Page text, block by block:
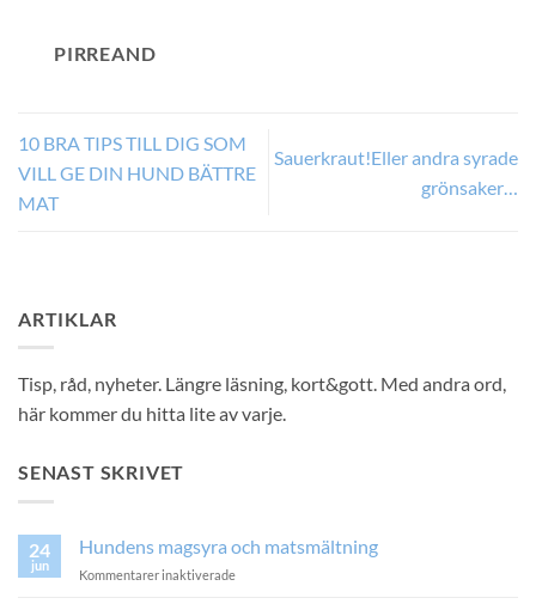
PIRREAND
10 BRA TIPS TILL DIG SOM
VILL GE DIN HUND BÄTTRE
MAT
Sauerkraut!Eller andra syrade
grönsaker…
ARTIKLAR
Tisp, råd, nyheter. Längre läsning, kort&gott. Med andra ord,
här kommer du hitta lite av varje.
SENAST SKRIVET
24
jun
Hundens magsyra och matsmältning
Kommentarer inaktiveradeför